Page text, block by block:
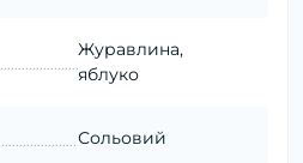
Журавлина,
яблуко
Сольовий